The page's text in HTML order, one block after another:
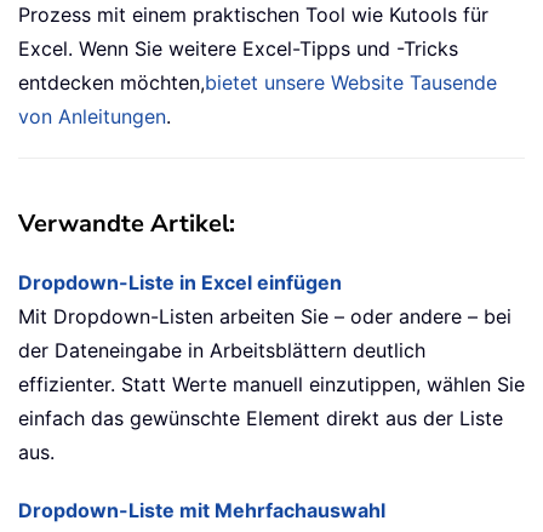
Prozess mit einem praktischen Tool wie Kutools für
Excel. Wenn Sie weitere Excel-Tipps und -Tricks
entdecken möchten,bietet unsere Website Tausende
von Anleitungen.
Verwandte Artikel:
Dropdown-Liste in Excel einfügen
Mit Dropdown-Listen arbeiten Sie – oder andere – bei
der Dateneingabe in Arbeitsblättern deutlich
effizienter. Statt Werte manuell einzutippen, wählen Sie
einfach das gewünschte Element direkt aus der Liste
aus.
Dropdown-Liste mit Mehrfachauswahl